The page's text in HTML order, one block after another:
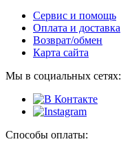
Сервис и помощь
Оплата и доставка
Возврат/обмен
Карта сайта
Мы в социальных сетях:
Способы оплаты: